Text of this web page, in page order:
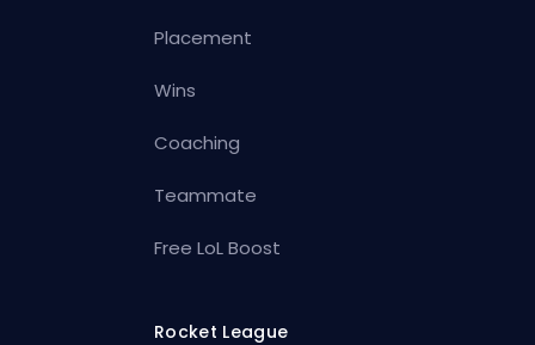
Placement
Wins
Coaching
Teammate
Free LoL Boost
Rocket League